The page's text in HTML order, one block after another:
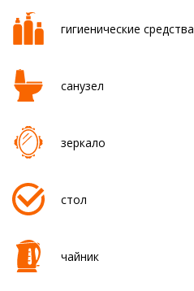
гигиенические средства
санузел
зеркало
стол
чайник